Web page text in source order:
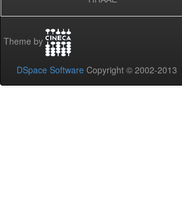
Theme by
DSpace Software Copyright © 2002-2013